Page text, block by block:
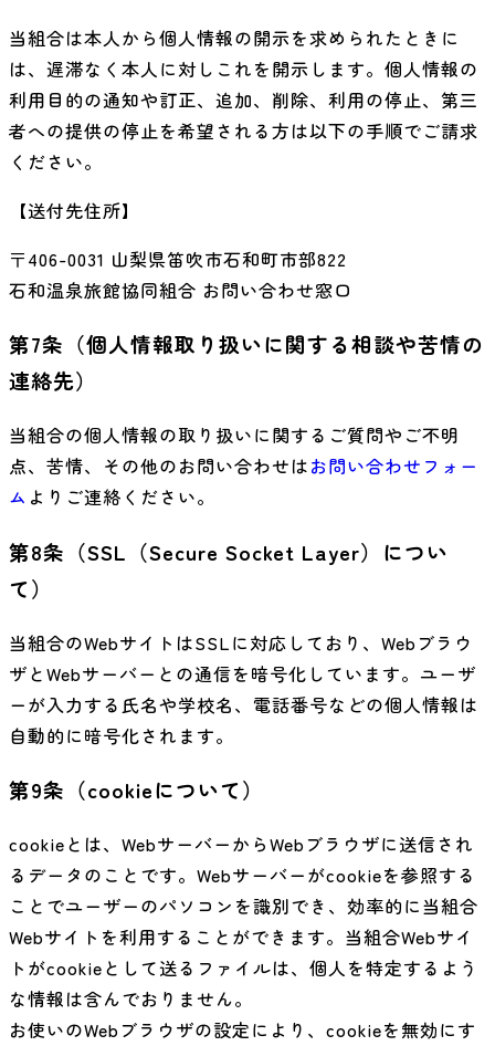
当組合は本人から個人情報の開示を求められたときに
は、遅滞なく本人に対しこれを開示します。個人情報の
利用目的の通知や訂正、追加、削除、利用の停止、第三
者への提供の停止を希望される方は以下の手順でご請求
ください。
【送付先住所】
〒406-0031 山梨県笛吹市石和町市部822
石和温泉旅館協同組合 お問い合わせ窓口
第7条（個人情報取り扱いに関する相談や苦情の
連絡先）
当組合の個人情報の取り扱いに関するご質問やご不明
点、苦情、その他のお問い合わせはお問い合わせフォー
ム よりご連絡ください。
第8条（SSL（Secure Socket Layer）につい
て）
当組合のWebサイトはSSLに対応しており、Webブラウ
ザとWebサーバーとの通信を暗号化しています。ユーザ
ーが入力する氏名や学校名、電話番号などの個人情報は
自動的に暗号化されます。
第9条（cookieについて）
cookieとは、WebサーバーからWebブラウザに送信され
るデータのことです。Webサーバーがcookieを参照する
ことでユーザーのパソコンを識別でき、効率的に当組合
Webサイトを利用することができます。当組合Webサイ
トがcookieとして送るファイルは、個人を特定するよう
な情報は含んでおりません。
お使いのWebブラウザの設定により、cookieを無効にす